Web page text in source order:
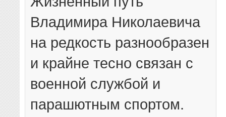
Владимира Николаевича
на редкость разнообразен
и крайне тесно связан с
военной службой и
парашютным спортом.